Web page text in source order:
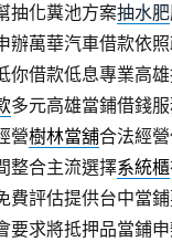
抽化糞池方案抽水肥
辦萬華汽車借款依
你借款低息專業高
多元高雄當鋪借錢
營樹林當舖合法經
整合主流選擇系統櫃
費評估提供台中當
要求將抵押品當鋪申